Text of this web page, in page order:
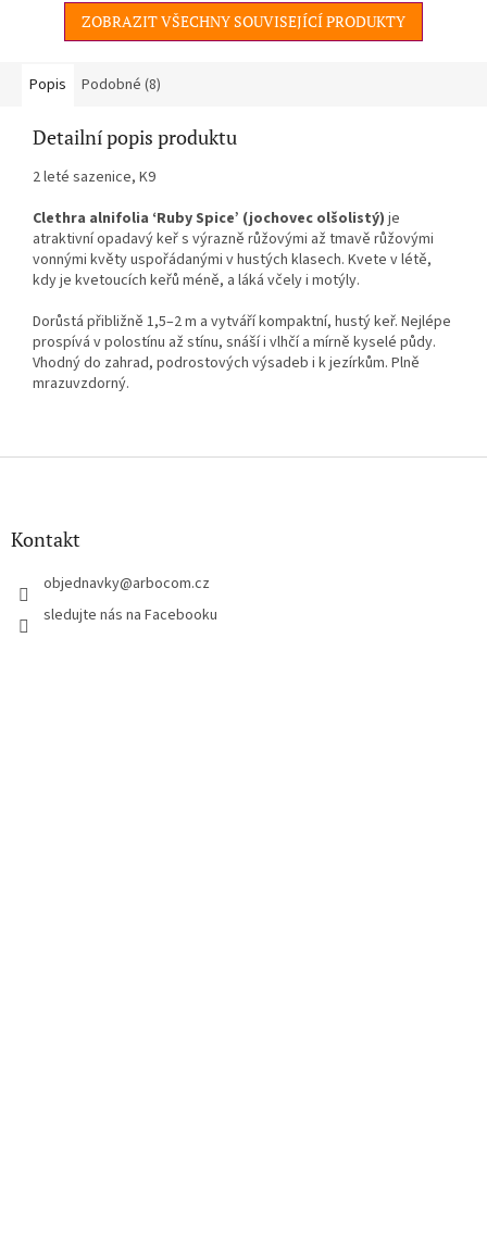
ZOBRAZIT VŠECHNY SOUVISEJÍCÍ PRODUKTY
Popis Podobné (8)
Detailní popis produktu
2 leté sazenice, K9
Clethra alnifolia ‘Ruby Spice’ (jochovec olšolistý) je
atraktivní opadavý keř s výrazně růžovými až tmavě růžovými
vonnými květy uspořádanými v hustých klasech. Kvete v létě,
kdy je kvetoucích keřů méně, a láká včely i motýly.
Dorůstá přibližně 1,5–2 m a vytváří kompaktní, hustý keř. Nejlépe
prospívá v polostínu až stínu, snáší i vlhčí a mírně kyselé půdy.
Vhodný do zahrad, podrostových výsadeb i k jezírkům. Plně
mrazuvzdorný.
Z
Kontakt
objednavky@arbocom.cz
sledujte nás na Facebooku